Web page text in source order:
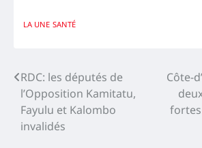
LA UNE SANTÉ
Navigation
de
l’article
RDC: les députés de
l’Opposition Kamitatu,
Fayulu et Kalombo
invalidés
Côte-